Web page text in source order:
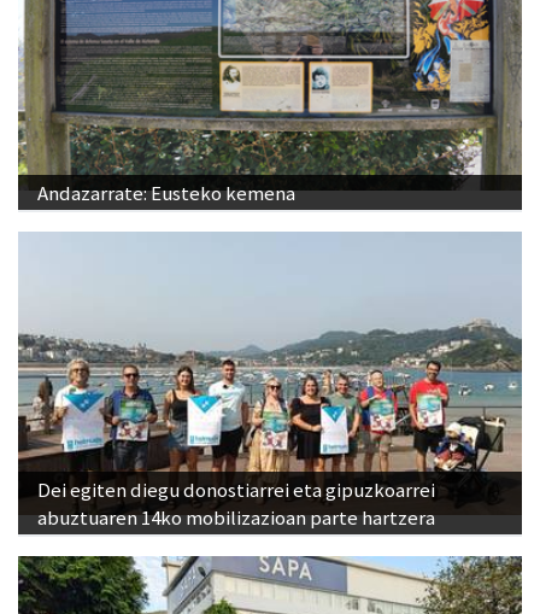
Andazarrate: Eusteko kemena
Dei egiten diegu donostiarrei eta gipuzkoarrei
abuztuaren 14ko mobilizazioan parte hartzera